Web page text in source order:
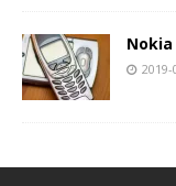
Nokia
2019-